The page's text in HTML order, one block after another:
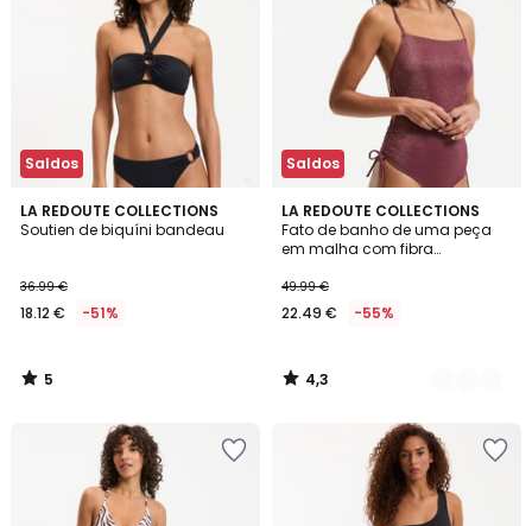
Saldos
LA REDOUTE COLLECTIONS
Soutien de biquíni bandeau
36.99 €
18.12 € -51%
5
/
5
/
Saldos
LA REDOUTE COLLECTIONS
Fato de banho de uma peça
em malha com fibra
49.99 €
22.49 € -55%
4,3
/ 5
2
Cores
4,3
/